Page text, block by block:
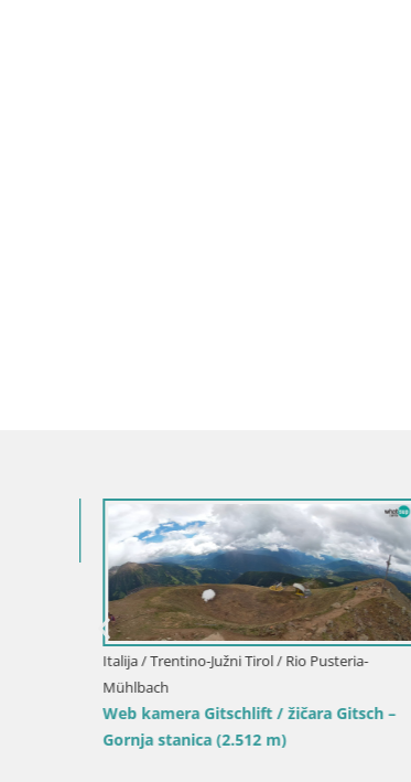
Italija / Trentino-Južni Tirol / Bruneck
Skijalište Kronplatz – vrh | pogled na
Bruneck